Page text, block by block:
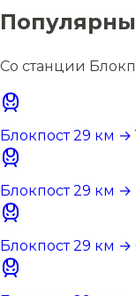
Со станции
Блокпост 29 км →
Блокпост 29 км
Блокпост 29 км